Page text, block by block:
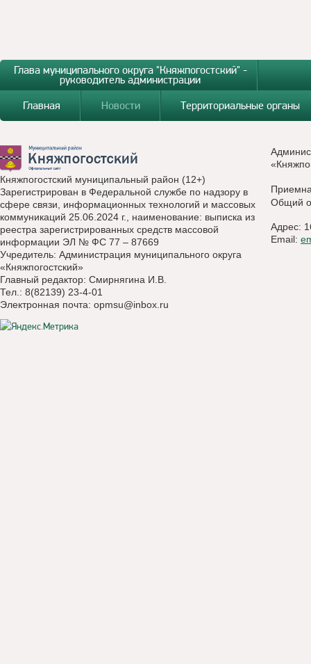
Глава муниципального округа "Княжпогостский" -
руководитель администрации
Главная
Новости Территориальные органы
Княжпогостский муниципальный район (12+)
Зарегистрирован в Федеральной службе по надзору в
сфере связи, информационных технологий и массовых
коммуникаций 25.06.2024 г., наименование: выписка из
реестра зарегистрированных средств массовой
информации ЭЛ № ФС 77 – 87669
Учредитель: Администрация муниципального округа
«Княжпогостский»
Главный редактор: Смирнягина И.В.
Тел.: 8(82139) 23-4-01
Электронная почта: opmsu@inbox.ru
Общий
Адрес:
Email: